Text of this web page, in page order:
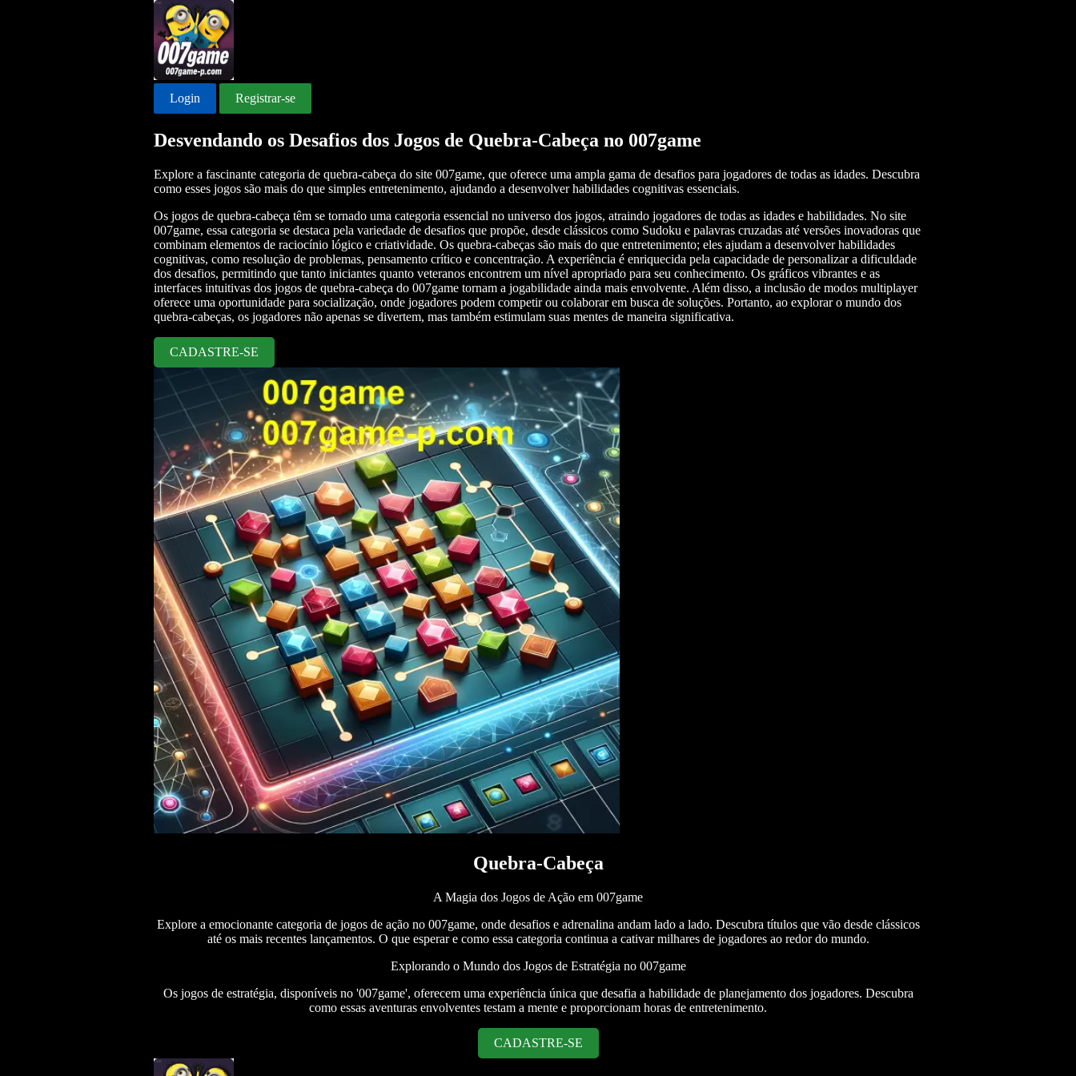
Login Registrar-se
Desvendando os Desafios dos Jogos de Quebra-Cabeça no 007game
Explore a fascinante categoria de quebra-cabeça do site 007game, que oferece uma ampla gama de desafios para jogadores de todas as idades. Descubra
como esses jogos são mais do que simples entretenimento, ajudando a desenvolver habilidades cognitivas essenciais.
Os jogos de quebra-cabeça têm se tornado uma categoria essencial no universo dos jogos, atraindo jogadores de todas as idades e habilidades. No site
007game, essa categoria se destaca pela variedade de desafios que propõe, desde clássicos como Sudoku e palavras cruzadas até versões inovadoras que
combinam elementos de raciocínio lógico e criatividade. Os quebra-cabeças são mais do que entretenimento; eles ajudam a desenvolver habilidades
cognitivas, como resolução de problemas, pensamento crítico e concentração. A experiência é enriquecida pela capacidade de personalizar a dificuldade
dos desafios, permitindo que tanto iniciantes quanto veteranos encontrem um nível apropriado para seu conhecimento. Os gráficos vibrantes e as
interfaces intuitivas dos jogos de quebra-cabeça do 007game tornam a jogabilidade ainda mais envolvente. Além disso, a inclusão de modos multiplayer
oferece uma oportunidade para socialização, onde jogadores podem competir ou colaborar em busca de soluções. Portanto, ao explorar o mundo dos
quebra-cabeças, os jogadores não apenas se divertem, mas também estimulam suas mentes de maneira significativa.
CADASTRE-SE
Quebra-Cabeça
A Magia dos Jogos de Ação em 007game
Explore a emocionante categoria de jogos de ação no 007game, onde desafios e adrenalina andam lado a lado. Descubra títulos que vão desde clássicos
até os mais recentes lançamentos. O que esperar e como essa categoria continua a cativar milhares de jogadores ao redor do mundo.
Explorando o Mundo dos Jogos de Estratégia no 007game
Os jogos de estratégia, disponíveis no '007game', oferecem uma experiência única que desafia a habilidade de planejamento dos jogadores. Descubra
como essas aventuras envolventes testam a mente e proporcionam horas de entretenimento.
CADASTRE-SE